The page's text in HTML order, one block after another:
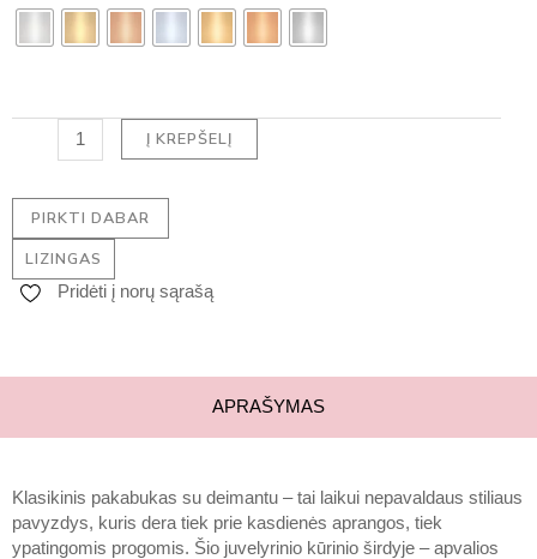
ROUND
DEIMANTAS
Į KREPŠELĮ
PIRKTI DABAR
LIZINGAS
Pridėti į norų sąrašą
APRAŠYMAS
Klasikinis pakabukas su deimantu – tai laikui nepavaldaus stiliaus
pavyzdys, kuris dera tiek prie kasdienės aprangos, tiek
ypatingomis progomis. Šio juvelyrinio kūrinio širdyje – apvalios